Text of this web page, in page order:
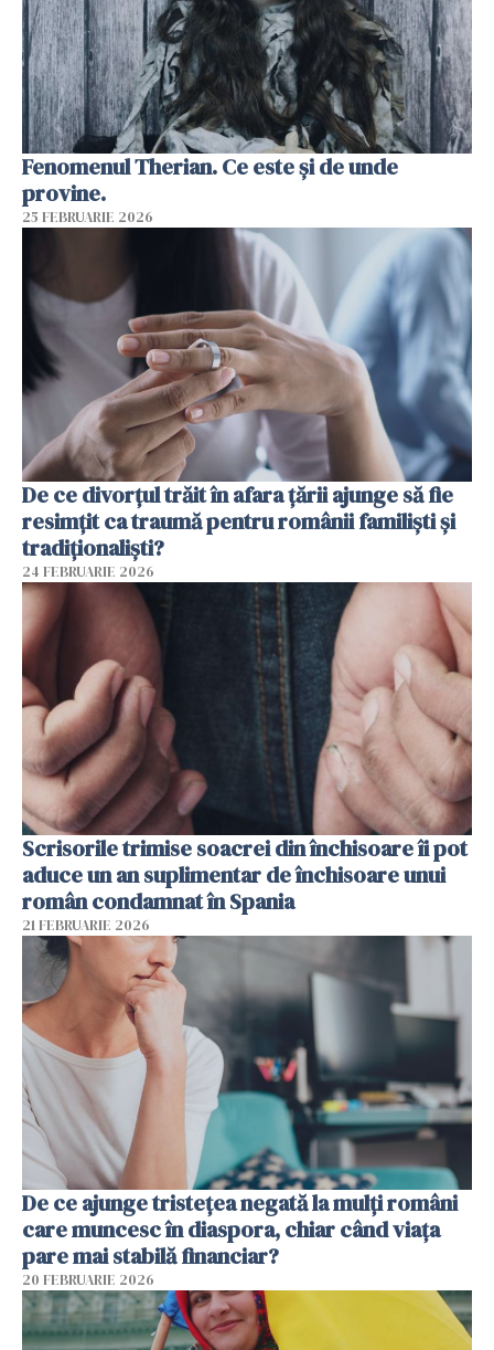
Fenomenul Therian. Ce este și de unde
provine.
25 FEBRUARIE 2026
De ce divorțul trăit în afara țării ajunge să fie
resimțit ca traumă pentru românii familiști și
tradiționaliști?
24 FEBRUARIE 2026
Scrisorile trimise soacrei din închisoare îi pot
aduce un an suplimentar de închisoare unui
român condamnat în Spania
21 FEBRUARIE 2026
De ce ajunge tristețea negată la mulți români
care muncesc în diaspora, chiar când viața
pare mai stabilă financiar?
20 FEBRUARIE 2026